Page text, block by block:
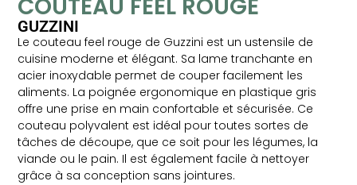
COUTEAU FEEL ROUGE
GUZZINI
Le couteau feel rouge de Guzzini est un ustensile de
cuisine moderne et élégant. Sa lame tranchante en
acier inoxydable permet de couper facilement les
aliments. La poignée ergonomique en plastique gris
offre une prise en main confortable et sécurisée. Ce
couteau polyvalent est idéal pour toutes sortes de
tâches de découpe, que ce soit pour les légumes, la
viande ou le pain. Il est également facile à nettoyer
grâce à sa conception sans jointures.